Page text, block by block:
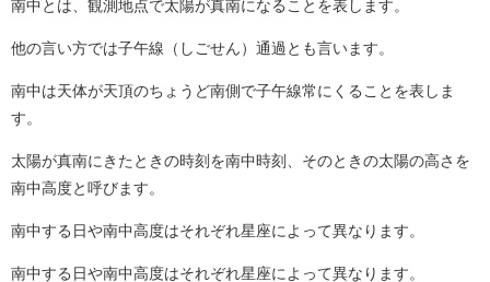
南中とは、観測地点で太陽が真南になることを表します。
他の言い方では子午線（しごせん）通過とも言います。
南中は天体が天頂のちょうど南側で子午線常にくることを表しま
す。
太陽が真南にきたときの時刻を南中時刻、そのときの太陽の高さを
南中高度と呼びます。
南中する日や南中高度はそれぞれ星座によって異なります。
南中する日や南中高度はそれぞれ星座によって異なります。